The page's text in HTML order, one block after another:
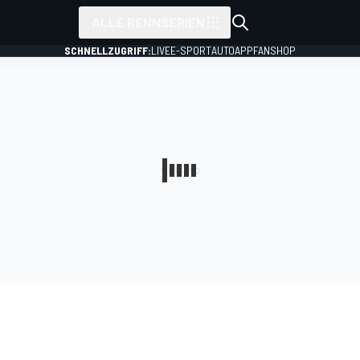
SCHNELLZUGRIFF:LIVEE-SPORTAUTOAPPFANSHOP